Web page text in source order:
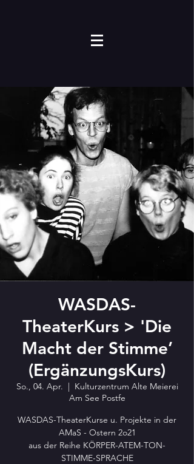
WASDAS-
TheaterKurs > 'Die
Macht der Stimme’
(ErgänzungsKurs)
So., 04. Apr.
  |
Kulturzentrum Alte Meierei
Am See Postfe
WASDAS-TheaterKurse u. Projekte in der
AMaS - Ostern 2o21
aus der Reihe KÖRPER-ATEM-TON-
STIMME-SPRACHE